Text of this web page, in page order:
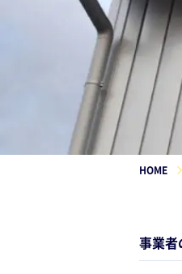
HOME
事業者